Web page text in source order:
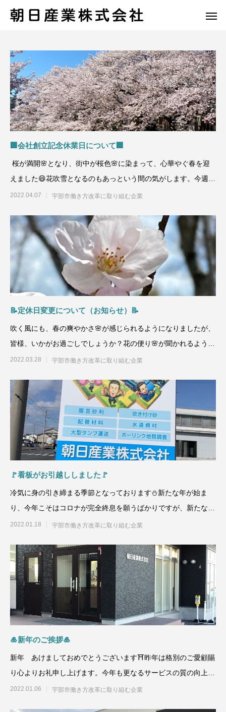
🏢会社創立記念休業日について🏢
桜が満開🌸となり、街中が桜色🌸に染まって、心華やぐ春を迎
えました😄花吹雪となるのもあっという間の気がします。今週末
が最後になって
2022.04.07 宇部市働き方改革に取り組む企業
📝定休日変更について（お知らせ）📝
吹く風にも、春の爽やかさ🌸が感じられるようになりましたが、
皆様、いかがお過ごしでしょうか？花の便り🌸が聞かれるように
なり、春の到来を感
2022.03.28 宇部市働き方改革に取り組む企業
🚩看板がお引越ししました🚩
冷気に身の引き締まる季節となっております⛄新たな年が始ま
り、今年こそはコロナが完全終息を願うばかりですが、新たな変
異株の感染力が強く、先週
2022.01.18 宇部市働き方改革に取り組む企業
🎍新年のご挨拶🎍
新年 あけましておめでとうございます⛩昨年は格別のご愛顧賜
り心よりお礼申し上げます。今年も更なるサービスの質の向上に
対し社員一同努め
2022.01.06 宇部市働き方改革に取り組む企業